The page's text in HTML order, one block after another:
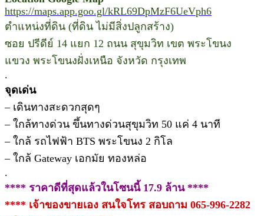
https://maps.app.goo.gl/kRL69DpMzF6UeVph6
ตำแหน่งที่ดิน (ที่ดิน ไม่มีสิ่งปลูกสร้าง)
ซอย ปรีดีย์ 14 แยก 12 ถนน สุขุมวิท เขต พระโขนง
แขวง พระโขนงฝั่งเหนือ จังหวัด กรุงเทพ
.
จุดเด่น
– เดินทางสะดวกสุดๆ
– ใกล้ทางด่วน ขึ้นทางด่วนสุขุมวิท 50 แค่ 4 นาที
– ใกล้ รถไฟฟ้า BTS พระโขนง 2 กิโล
– ใกล้ Gateway เอกมัย ทองหล่อ
.
**** ราคาดีที่สุดแล้วในโซนนี้ 17.9 ล้าน ****
**** เจ้าของขายเอง สนใจโทร สอบถาม 065-996-2282